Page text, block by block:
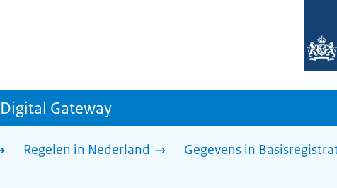
homepage
Gateway
Regelen in Nederland Gegevens in